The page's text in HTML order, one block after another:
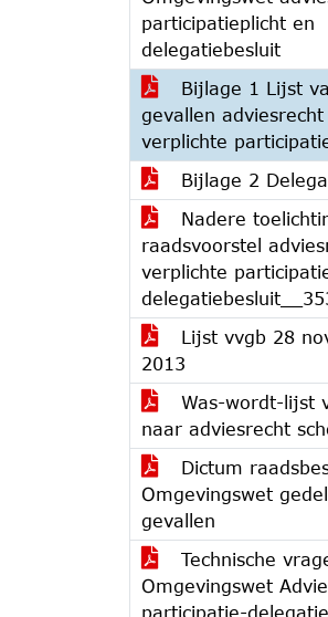
participatieplicht en
delegatiebesluit
Bijlage 1 Lijst
gevallen adviesrecht
verplichte
Bijlage 2
Nadere
raadsvoorstel
verplichte
Lijst vvgb 28
2013
Was-wordt-lijst
naar adviesrecht
Dictum
Omgevingswet
gevallen
Technische
Omgevingswet
participatie-